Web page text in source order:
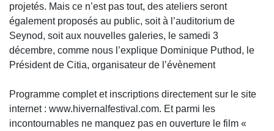
projetés. Mais ce n’est pas tout, des ateliers seront
également proposés au public, soit à l’auditorium de
Seynod, soit aux nouvelles galeries, le samedi 3
décembre, comme nous l’explique Dominique Puthod, le
Président de Citia, organisateur de l’évènement
Programme complet et inscriptions directement sur le site
internet : www.hivernalfestival.com. Et parmi les
incontournables ne manquez pas en ouverture le film «